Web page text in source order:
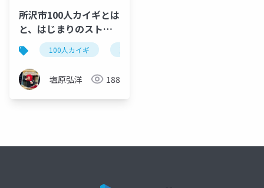
所沢市100人カイギとは
と、はじまりのストー
リー
100人カイギ 所沢
塩原弘洋 188